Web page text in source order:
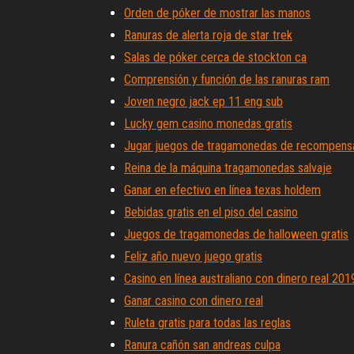
Orden de póker de mostrar las manos
Ranuras de alerta roja de star trek
Salas de póker cerca de stockton ca
Comprensión y función de las ranuras ram
Joven negro jack ep 11 eng sub
Lucky gem casino monedas gratis
Jugar juegos de tragamonedas de
Reina de la máquina tragamonedas salvaje
Ganar en efectivo en línea texas holdem
Bebidas gratis en el piso del casino
Juegos de tragamonedas de halloween gratis
Feliz año nuevo juego gratis
Casino en línea australiano con dinero real
Ganar casino con dinero real
Ruleta gratis para todas las reglas
Ranura cañón san andreas culpa